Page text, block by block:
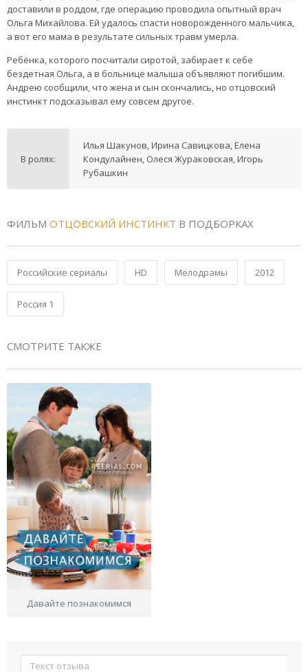
доставили в роддом, где операцию проводила опытный врач
Ольга Михайлова. Ей удалось спасти новорожденного мальчика,
а вот его мама в результате сильных травм умерла.
Ребёнка, которого посчитали сиротой, забирает к себе
бездетная Ольга, а в больнице малыша объявляют погибшим.
Андрею сообщили, что жена и сын скончались, но отцовский
инстинкт подсказывал ему совсем другое.
В ролях:
Илья Шакунов, Ирина Савицкова, Елена
Кондулайнен, Олеся Жураковская, Игорь
Рубашкин
ФИЛЬМ ОТЦОВСКИЙ ИНСТИНКТ В ПОДБОРКАХ
Российские сериалы HD Мелодрамы 2012
Россия 1
СМОТРИТЕ ТАКЖЕ
Давайте познакомимся